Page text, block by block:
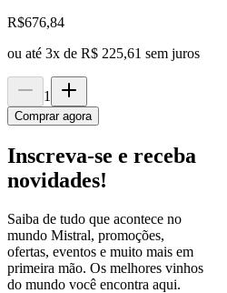
R$676,84
ou até 3x de R$ 225,61 sem juros
1
Comprar agora
Inscreva-se e receba
novidades!
Saiba de tudo que acontece no
mundo Mistral, promoções,
ofertas, eventos e muito mais em
primeira mão. Os melhores vinhos
do mundo você encontra aqui.